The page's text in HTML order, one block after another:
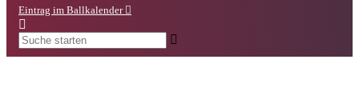
Eintrag im Ballkalender